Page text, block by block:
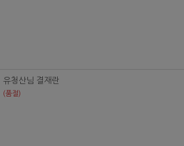
유청산님 결재란
(품절)